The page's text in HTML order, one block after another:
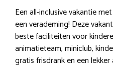
Een all-inclusive vakantie
een verademing! Deze
beste faciliteiten voor
animatieteam, miniclub,
gratis frisdrank en een